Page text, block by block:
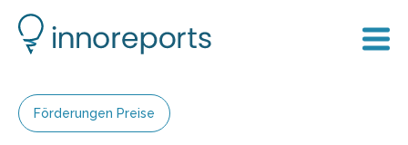
Förderungen Preise